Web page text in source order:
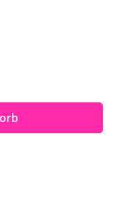
benutze die